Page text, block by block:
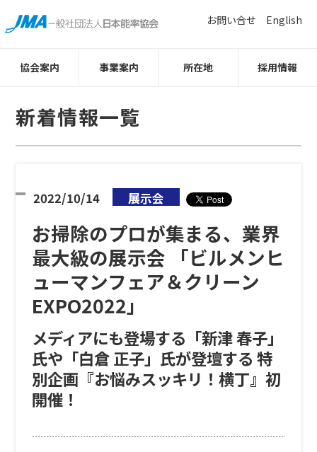
協会案内 事業案内 所在地 採用情報
お問い合せ English
新着情報一覧
お掃除のプロが集まる、業界
最大級の展示会 「ビルメンヒ
ューマンフェア＆クリーン
EXPO2022」
メディアにも登場する「新津 春子」
氏や「白倉 正子」氏が登壇する 特
別企画『お悩みスッキリ！横丁』初
開催！
2022/10/14 展示会